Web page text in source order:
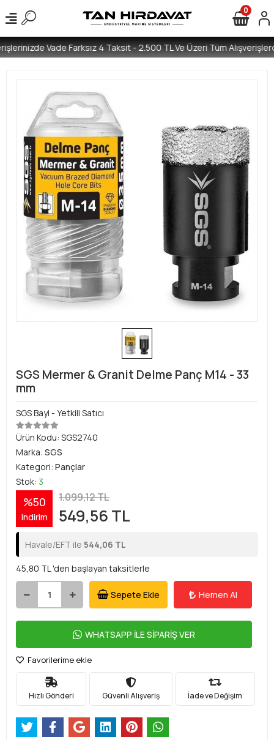
Vade Farksız 4 Taksit - 2.500 TL Ve Üzeri Tüm
0
SGS Mermer & Granit Delme Panç M14 - 33
mm
SGS Bayi - Yetkili Satıcı
Ürün Kodu: SGS2740
Marka: SGS
Kategori: Pançlar
Stok: 3
%50
indirim
1.099,12 TL
549,56 TL
Havale/EFT ile 544,06 TL
45,80 TL 'den başlayan taksitlerle
Sepete Ekle Hemen Al
WHATSAPP İLE SİPARİŞ VER
Favorilerime ekle
Hızlı Gönderi Güvenli Alışveriş İade ve Değişim